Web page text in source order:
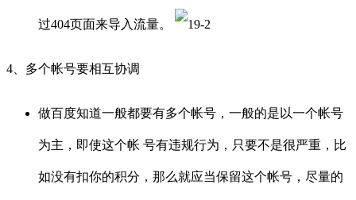
过404页面来导入流量。
4、多个帐号要相互协调
做百度知道一般都要有多个帐号，一般的是以一个帐号
为主，即使这个帐 号有违规行为，只要不是很严重，比
如没有扣你的积分，那么就应当保留这个帐号，尽量的